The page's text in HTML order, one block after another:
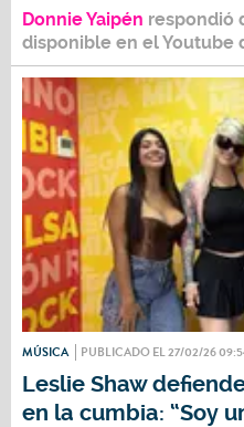
Donnie Yaipén respondió
disponible en elYoutube
MÚSICA PUBLICADO EL 27/02/26
Leslie Shaw
en la cumbia: “Soy